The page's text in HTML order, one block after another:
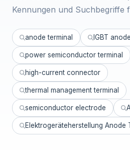
Kennungen und Suchbegriffe
anode terminal IGBT anode
power semiconductor terminal
high-current connector
thermal management terminal
semiconductor electrode
Elektrogeräteherstellung Anode